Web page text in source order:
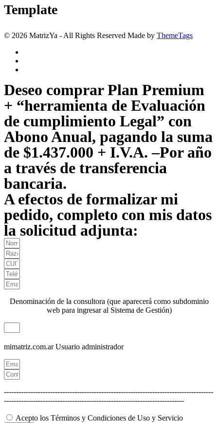
Template
© 2026 MatrizYa - All Rights Reserved Made by ThemeTags
Deseo comprar Plan Premium
+ “herramienta de Evaluación
de cumplimiento Legal” con
Abono Anual, pagando la suma
de $1.437.000 + I.V.A. –Por año
a través de transferencia
bancaria.
A efectos de formalizar mi
pedido, completo con mis datos
la solicitud adjunta:
Denominación de la consultora (que aparecerá como subdominio
web para ingresar al Sistema de Gestión)
mimatriz.com.ar Usuario administrador
--------------------------------------------------------------------------------------
--------------------------------------------------------------------------
Acepto los Términos y Condiciones de Uso y Servicio